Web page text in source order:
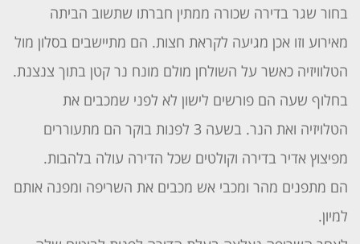
בחור שגר בדירה שכורה ממתין חברתו שתשוב הביתה
מאירוע וזו אכן מגיעה לקראת חצות. הם מתיישבים בסלון מול
הטלוויזיה כאשר על השולחן מולם מונח נר קטן בתוך צנצנת.
בחלוף שעה הם פורשים לישון לא לפני שמכבים את
הטלויזיה ואת הנר. בשעה 3 לפנות בוקר הם מתעוררים
מפיצוץ אדיר בדירה וקולטים שכל הדירה עולה בלהבות.
הם מתפנים מהר ומכבי אש מכבים את השריפה ומפנה אותם
למיון.